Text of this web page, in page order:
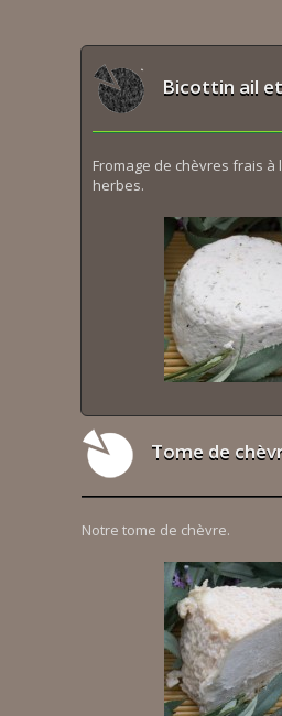
Bicottin ail
Fromage de chèvres frais à
herbes.
Tome de
Notre tome de chèvre.